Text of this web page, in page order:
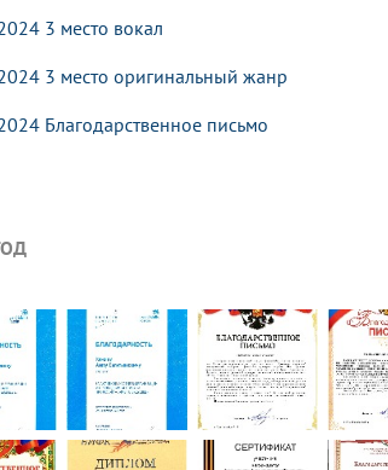
3 место вокал
3 место оригинальный жанр
Благодарственное письмо